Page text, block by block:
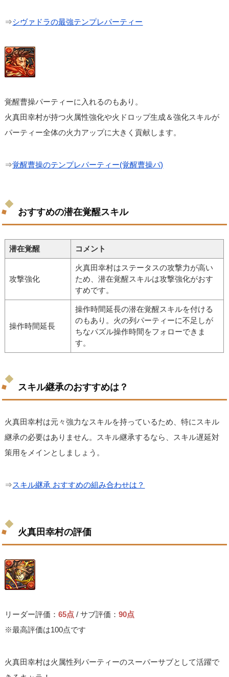
⇒シヴァドラの最強テンプレパーティー
覚醒曹操パーティーに入れるのもあり。
火真田幸村が持つ火属性強化や火ドロップ生成＆強化スキルが
パーティー全体の火力アップに大きく貢献します。
⇒覚醒曹操のテンプレパーティー(覚醒曹操パ)
おすすめの潜在覚醒スキル
潜在覚醒 コメント
攻撃強化
火真田幸村はステータスの攻撃力が高い
ため、潜在覚醒スキルは攻撃強化がおす
すめです。
操作時間延長
操作時間延長の潜在覚醒スキルを付ける
のもあり。火の列パーティーに不足しが
ちなパズル操作時間をフォローできま
す。
スキル継承のおすすめは？
火真田幸村は元々強力なスキルを持っているため、特にスキル
継承の必要はありません。スキル継承するなら、スキル遅延対
策用をメインとしましょう。
⇒スキル継承 おすすめの組み合わせは？
火真田幸村の評価
リーダー評価：65点 / サブ評価：90点
※最高評価は100点です
火真田幸村は火属性列パーティーのスーパーサブとして活躍で